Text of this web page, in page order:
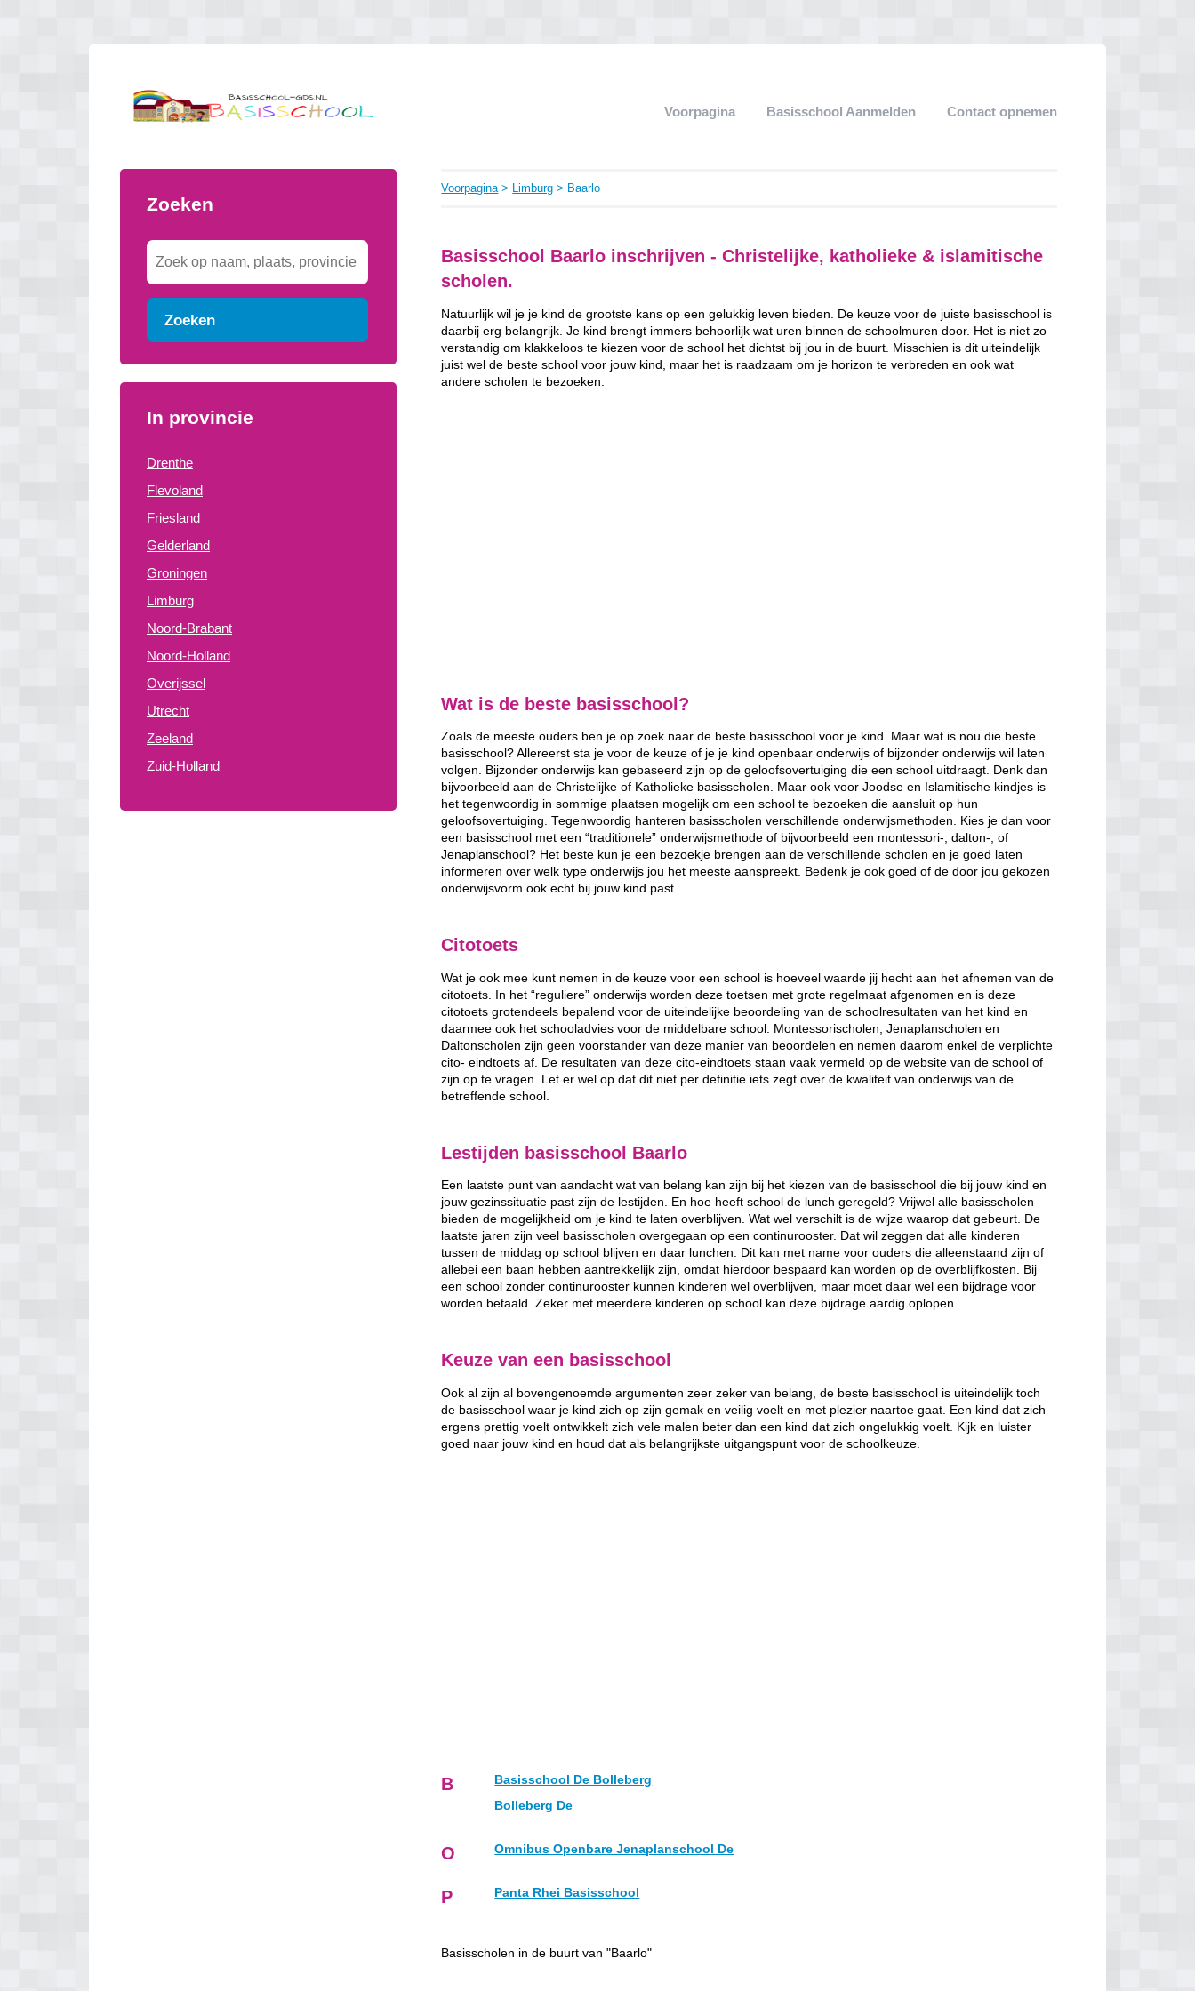
Voorpagina Basisschool Aanmelden Contact opnemen
Zoeken
Zoeken
In provincie
Drenthe
Flevoland
Friesland
Gelderland
Groningen
Limburg
Noord-Brabant
Noord-Holland
Overijssel
Utrecht
Zeeland
Zuid-Holland
Voorpagina> Limburg > Baarlo
Basisschool Baarlo inschrijven - Christelijke, katholieke & islamitische
scholen.
Natuurlijk wil je je kind de grootste kans op een gelukkig leven bieden. De keuze voor de juiste basisschool is
daarbij erg belangrijk. Je kind brengt immers behoorlijk wat uren binnen de schoolmuren door. Het is niet zo
verstandig om klakkeloos te kiezen voor de school het dichtst bij jou in de buurt. Misschien is dit uiteindelijk
juist wel de beste school voor jouw kind, maar het is raadzaam om je horizon te verbreden en ook wat
andere scholen te bezoeken.
Wat is de beste basisschool?
Zoals de meeste ouders ben je op zoek naar de beste basisschool voor je kind. Maar wat is nou die beste
basisschool? Allereerst sta je voor de keuze of je je kind openbaar onderwijs of bijzonder onderwijs wil laten
volgen. Bijzonder onderwijs kan gebaseerd zijn op de geloofsovertuiging die een school uitdraagt. Denk dan
bijvoorbeeld aan de Christelijke of Katholieke basisscholen. Maar ook voor Joodse en Islamitische kindjes is
het tegenwoordig in sommige plaatsen mogelijk om een school te bezoeken die aansluit op hun
geloofsovertuiging. Tegenwoordig hanteren basisscholen verschillende onderwijsmethoden. Kies je dan voor
een basisschool met een “traditionele” onderwijsmethode of bijvoorbeeld een montessori-, dalton-, of
Jenaplanschool? Het beste kun je een bezoekje brengen aan de verschillende scholen en je goed laten
informeren over welk type onderwijs jou het meeste aanspreekt. Bedenk je ook goed of de door jou gekozen
onderwijsvorm ook echt bij jouw kind past.
Citotoets
Wat je ook mee kunt nemen in de keuze voor een school is hoeveel waarde jij hecht aan het afnemen van de
citotoets. In het “reguliere” onderwijs worden deze toetsen met grote regelmaat afgenomen en is deze
citotoets grotendeels bepalend voor de uiteindelijke beoordeling van de schoolresultaten van het kind en
daarmee ook het schooladvies voor de middelbare school. Montessorischolen, Jenaplanscholen en
Daltonscholen zijn geen voorstander van deze manier van beoordelen en nemen daarom enkel de verplichte
cito- eindtoets af. De resultaten van deze cito-eindtoets staan vaak vermeld op de website van de school of
zijn op te vragen. Let er wel op dat dit niet per definitie iets zegt over de kwaliteit van onderwijs van de
betreffende school.
Lestijden basisschool Baarlo
Een laatste punt van aandacht wat van belang kan zijn bij het kiezen van de basisschool die bij jouw kind en
jouw gezinssituatie past zijn de lestijden. En hoe heeft school de lunch geregeld? Vrijwel alle basisscholen
bieden de mogelijkheid om je kind te laten overblijven. Wat wel verschilt is de wijze waarop dat gebeurt. De
laatste jaren zijn veel basisscholen overgegaan op een continurooster. Dat wil zeggen dat alle kinderen
tussen de middag op school blijven en daar lunchen. Dit kan met name voor ouders die alleenstaand zijn of
allebei een baan hebben aantrekkelijk zijn, omdat hierdoor bespaard kan worden op de overblijfkosten. Bij
een school zonder continurooster kunnen kinderen wel overblijven, maar moet daar wel een bijdrage voor
worden betaald. Zeker met meerdere kinderen op school kan deze bijdrage aardig oplopen.
Keuze van een basisschool
Ook al zijn al bovengenoemde argumenten zeer zeker van belang, de beste basisschool is uiteindelijk toch
de basisschool waar je kind zich op zijn gemak en veilig voelt en met plezier naartoe gaat. Een kind dat zich
ergens prettig voelt ontwikkelt zich vele malen beter dan een kind dat zich ongelukkig voelt. Kijk en luister
goed naar jouw kind en houd dat als belangrijkste uitgangspunt voor de schoolkeuze.
B
Basisschool De Bolleberg
Bolleberg De
O Omnibus Openbare Jenaplanschool De
P Panta Rhei Basisschool
Basisscholen in de buurt van "Baarlo"